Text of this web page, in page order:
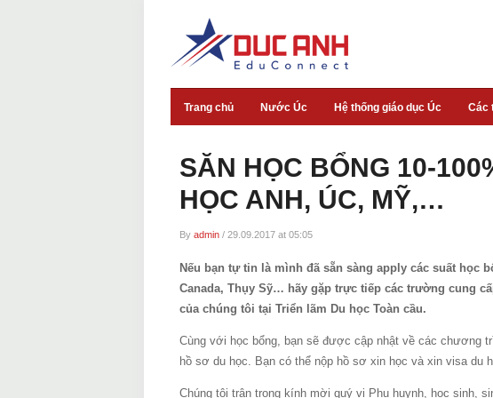
Trang chủ Nước Úc Hệ thống giáo dục Úc Các
SĂN HỌC BỔNG 10-
HỌC ANH, ÚC, MỸ,…
By admin / 29.09.2017 at 05:05
Nếu bạn tự tin là mình đã sẵn sàng apply các suất học
Canada, Thụy Sỹ… hãy gặp trực tiếp các trường cung
của chúng tôi tại Triển lãm Du học Toàn cầu.
Cùng với học bổng, bạn sẽ được cập nhật về các chương
hồ sơ du học. Bạn có thể nộp hồ sơ xin học và xin visa du
Chúng tôi trân trọng kính mời quý vị Phụ huynh, học sinh,